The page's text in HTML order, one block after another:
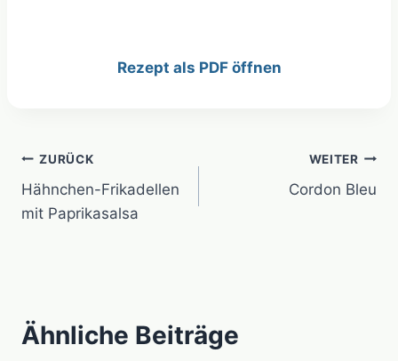
Rezept als PDF öffnen
Beitragsnavigation
ZURÜCK
Hähnchen-Frikadellen
mit Paprikasalsa
WEITER
Cordon Bleu
Ähnliche Beiträge